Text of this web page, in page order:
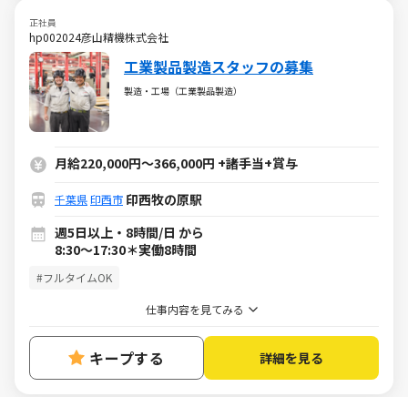
正社員
hp002024彦山精機株式会社
工業製品製造スタッフの募集
製造・工場（工業製品製造）
月給220,000円〜366,000円 +諸手当+賞与
千葉県 印西市 印西牧の原駅
週5日以上・8時間/日 から
8:30〜17:30＊実働8時間
#フルタイムOK
仕事内容を見てみる
キープする 詳細を見る